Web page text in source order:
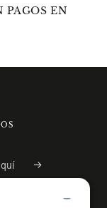
PAGOS EN